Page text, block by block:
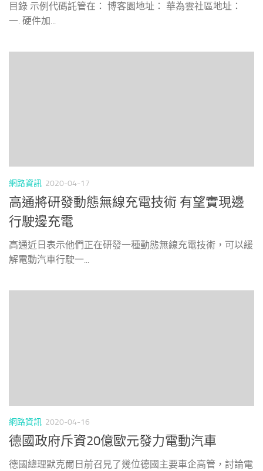
目錄 示例代碼託管在： 博客園地址： 華為雲社區地址：
一. 硬件加...
網路資訊 2020-04-17
高通將研發動態無線充電技術 有望實現邊
行駛邊充電
高通近日表示他們正在研發一種動態無線充電技術，可以緩
解電動汽車行駛一...
網路資訊 2020-04-16
德國政府斥資20億歐元發力電動汽車
德國總理默克爾日前召見了幾位德國主要車企高管，討論電